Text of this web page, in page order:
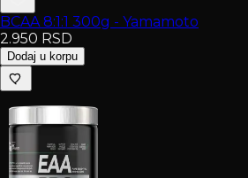
BCAA 8:1:1 300g - Yamamoto
2.950 RSD
Dodaj u korpu